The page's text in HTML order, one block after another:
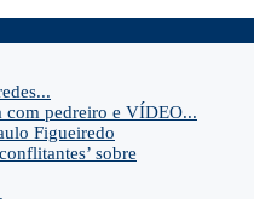
com pedreiro e VÍDEO...
Figueiredo
sobre